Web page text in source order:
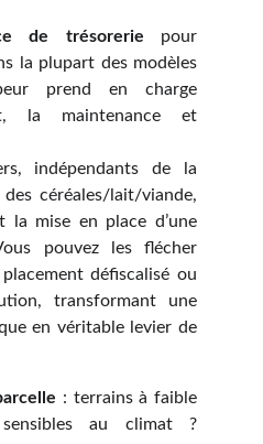
de trésorerie pour
la plupart des modèles
prend en charge
la maintenance et
indépendants de la
céréales/lait/viande,
la mise en place d’une
pouvez les flécher
défiscalisé ou
transformant une
en véritable levier de
: terrains à faible
au climat ?